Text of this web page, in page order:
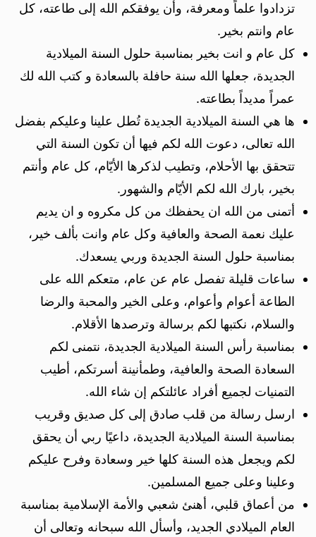
تزدادوا علماً ومعرفة، وأن يوفقكم الله إلى طاعته، كل
عام وانتم بخير.
كل عام و انت بخير بمناسبة حلول السنة الميلادية
الجديدة، جعلها الله سنة حافلة بالسعادة و كتب الله لك
عمراً مديداً بطاعته.
ها هي السنة الميلادية الجديدة تُطل علينا وعليكم بفضل
الله تعالى، دعوت الله لكم فيها أن تكون السنة التي
تتحقق بها الأحلام، وتطيب لذكرها الأيّام، كل عام وأنتم
بخير، بارك الله لكم الأيّام والشهور.
أتمنى من الله ان يحفظك من كل مكروه و ان يديم
عليك نعمة الصحة والعافية وكل عام وانت بألف خير،
بمناسبة حلول السنة الجديدة وربي يسعدك.
ساعات قليلة تفصل عام عن عام، متعكم الله على
الطاعة أعوام وأعوام، وعلى الخير والمحبة والرضا
والسلام، نكتبها لكم برسالة وترصدها الأقلام.
بمناسبة رأس السنة الميلادية الجديدة، نتمنى لكم
السعادة الصحة والعافية، وطمأنينة أسرتكم، أطيب
التمنيات لجميع أفراد عائلتكم إن شاء الله.
ارسل رسالة من قلب صادق إلى كل صديق وقريب
بمناسبة السنة الميلادية الجديدة، داعيًا ربي أن يحقق
لكم ويجعل هذه السنة كلها خير وسعادة وفرح عليكم
وعلينا وعلى جميع المسلمين.
من أعماق قلبي، أهنئ شعبي والأمة الإسلامية بمناسبة
العام الميلادي الجديد، وأسأل الله سبحانه وتعالى أن